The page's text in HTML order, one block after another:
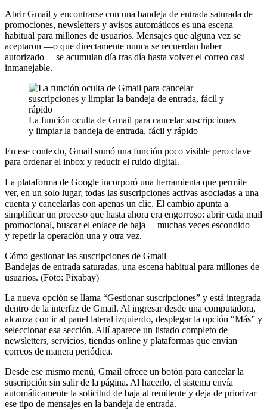
Abrir Gmail y encontrarse con una bandeja de entrada saturada de
promociones, newsletters y avisos automáticos es una escena
habitual para millones de usuarios. Mensajes que alguna vez se
aceptaron —o que directamente nunca se recuerdan haber
autorizado— se acumulan día tras día hasta volver el correo casi
inmanejable.
La función oculta de Gmail para cancelar suscripciones
y limpiar la bandeja de entrada, fácil y rápido
En ese contexto, Gmail sumó una función poco visible pero clave
para ordenar el inbox y reducir el ruido digital.
La plataforma de Google incorporó una herramienta que permite
ver, en un solo lugar, todas las suscripciones activas asociadas a una
cuenta y cancelarlas con apenas un clic. El cambio apunta a
simplificar un proceso que hasta ahora era engorroso: abrir cada mail
promocional, buscar el enlace de baja —muchas veces escondido—
y repetir la operación una y otra vez.
Cómo gestionar las suscripciones de Gmail
Bandejas de entrada saturadas, una escena habitual para millones de
usuarios. (Foto: Pixabay)
La nueva opción se llama “Gestionar suscripciones” y está integrada
dentro de la interfaz de Gmail. Al ingresar desde una computadora,
alcanza con ir al panel lateral izquierdo, desplegar la opción “Más” y
seleccionar esa sección. Allí aparece un listado completo de
newsletters, servicios, tiendas online y plataformas que envían
correos de manera periódica.
Desde ese mismo menú, Gmail ofrece un botón para cancelar la
suscripción sin salir de la página. Al hacerlo, el sistema envía
automáticamente la solicitud de baja al remitente y deja de priorizar
ese tipo de mensajes en la bandeja de entrada.